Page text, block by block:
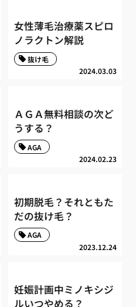
女性薄毛治療薬スピロ
ノラクトン解説
2024.03.03
抜け毛
ＡＧＡ無料相談の次ど
うする？
2024.02.23
AGA
初期脱毛？それともた
だの抜け毛？
2023.12.24
AGA
妊娠計画中ミノキシジ
ルいつやめる？